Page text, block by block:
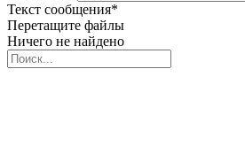
Текст сообщения*
Перетащите файлы
Ничего не найдено